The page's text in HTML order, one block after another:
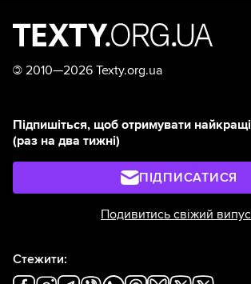
© 2010—2026 Texty.org.ua
Підпишіться, щоб отримувати найкращі
(раз на два тижні)
ПІДПИСАТИСЯ
Подивитись свіжий
Стежити: